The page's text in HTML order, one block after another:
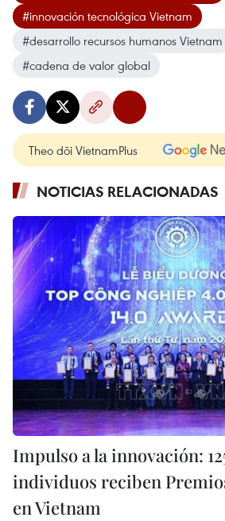
#innovación tecnológica Vietnam
#desarrollo recursos humanos Vietnam
#cadena de valor global
Theo dõi VietnamPlus
NOTICIAS RELACIONADAS
Impulso a la innovación:
individuos reciben
en Vietnam